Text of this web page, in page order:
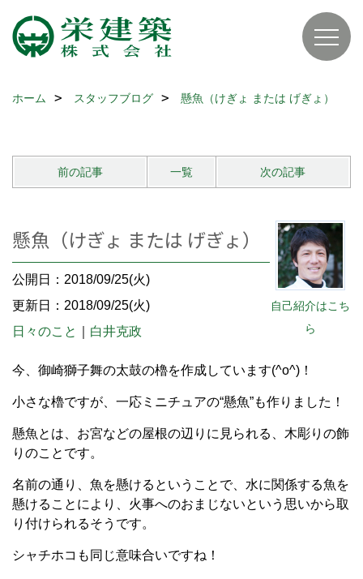
ホーム スタッフブログ 懸魚（けぎょ または げぎょ）
前の記事 一覧 次の記事
自己紹介はこち
ら
懸魚（けぎょ または げぎょ）
公開日：2018/09/25(火)
更新日：2018/09/25(火)
日々のこと
白井克政
今、御崎獅子舞の太鼓の櫓を作成しています(^o^)！
小さな櫓ですが、一応ミニチュアの“懸魚”も作りました！
懸魚とは、お宮などの屋根の辺りに見られる、木彫りの飾
りのことです。
名前の通り、魚を懸けるということで、水に関係する魚を
懸けることにより、火事へのおまじないという思いから取
り付けられるそうです。
シャチホコも同じ意味合いですね！